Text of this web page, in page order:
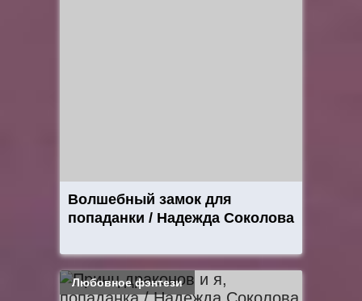
Волшебный замок для
попаданки / Надежда Соколова
Любовное фэнтези